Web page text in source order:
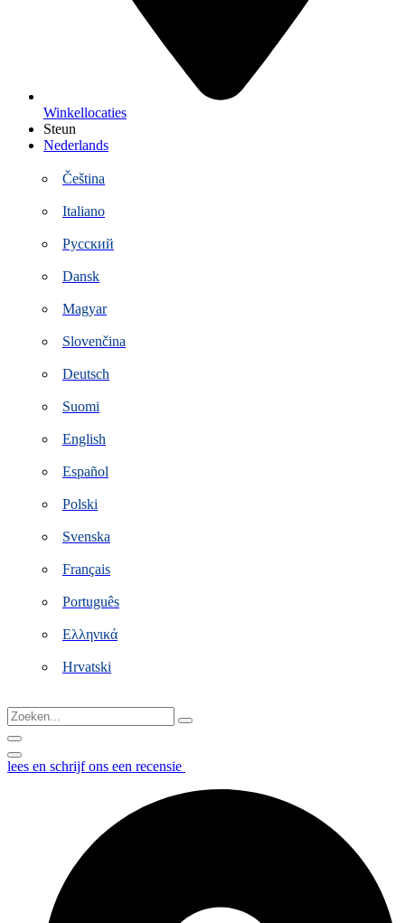
Winkellocaties
Steun
Nederlands
Čeština
Italiano
Русский
Dansk
Magyar
Slovenčina
Deutsch
Suomi
English
Español
Polski
Svenska
Français
Português
Ελληνικά
Hrvatski
Zoeken...
lees en schrijf ons een recensie